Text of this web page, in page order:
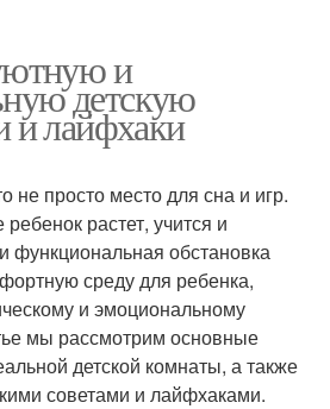
и
детскую
и лайфхаки
не просто место для сна и игр.
растет, учится и
функциональная обстановка
среду для ребенка,
и эмоциональному
мы рассмотрим основные
детской комнаты, а также
советами и лайфхаками.